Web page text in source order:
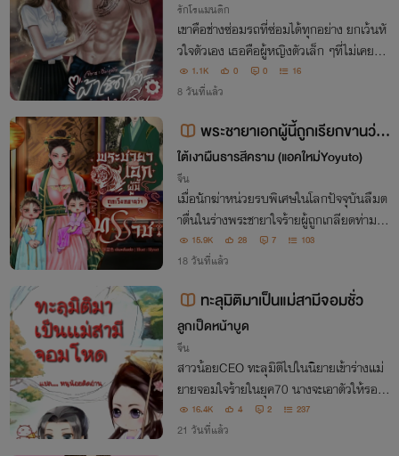
รักโรแมนติก
เขาคือช่างซ่อมรถที่ซ่อมได้ทุกอย่าง ยกเว้นหั
วใจตัวเอง เธอคือผู้หญิงตัวเล็ก ๆที่ไม่เคยหยุ
ดเดิน พระเอกช่างอู่สายซึนจมอยู่กับอดีต×นา
งเอกโก๊ะจนตกหลุมรักไม่รู้ตัว เรื่องวุ่น ๆ ที่ก
ลายเป็นรัก..กับผ้าเช็ดโต๊ะ
1.1K 0 0 16
8 วันที่แล้ว
พระชายาเอกผู้นี้ถูกเรียกขานว่า
ทรราช
ใต้เงาผืนธารสีคราม (แอคใหม่Yoyuto)
จีน
เมื่อนักฆ่าหน่วยรบพิเศษในโลกปัจจุบันลืมต
าตื่นในร่างพระชายาใจร้ายผู้ถูกเกลียดท่ามก
ลางแผ่นดินแห่งการทรยศพ่วงความชิงชังนา
งต้องพลิกชะตาที่ถูกลิขิตใหม่ปกป้องดวงใจทั้
15.9K 28 7 103
18 วันที่แล้ว
ทะลุ​มิติ​มา​เป็น​แม่สามีจอมชั่ว
ลูกเป็ด​หน้าบูด
จีน
สาวน้อยCEO ทะลุ​มิติ​ไปในนิยายเข้าร่างแม่
ยายจอมใจร้ายในยุค70 นางจะเอาตัวให้รอด
จากฐานะยากจนได้ยังไร
16.4K 4 2 237
21 วันที่แล้ว